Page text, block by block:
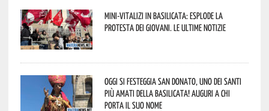
Mini-vitalizi in Basilicata: esplode la
protesta dei giovani. Le ultime notizie
Oggi si festeggia San Donato, uno dei Santi
più amati della Basilicata! Auguri a chi
porta il suo nome